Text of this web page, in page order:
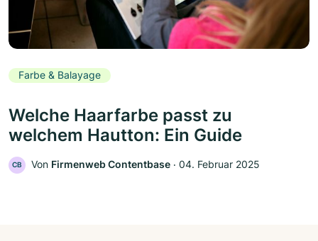
Farbe & Balayage
Welche Haarfarbe passt zu
welchem Hautton: Ein Guide
CB Von Firmenweb Contentbase ‧ 04. Februar 2025